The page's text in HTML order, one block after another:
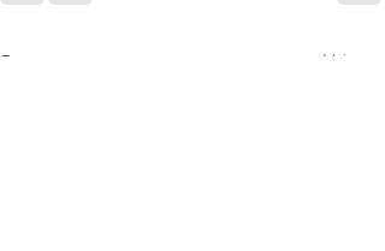
Posts récents Voir tout